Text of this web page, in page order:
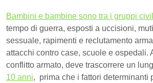
Bambini e bambine sono tra i gruppi
tempo di guerra, esposti a uccisioni,
sessuale, rapimenti e reclutamento
attacchi contro case, scuole e ospedali.
conflitto armato, deve trascorrere un
10 anni, prima che i fattori determinanti